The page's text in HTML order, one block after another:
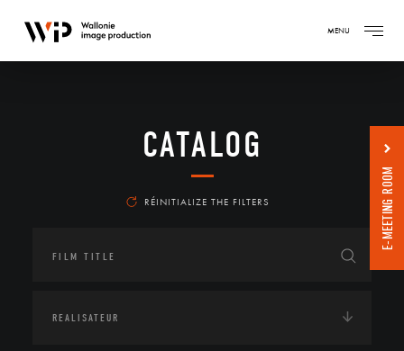
MENU
CATALOG
RÉINITIALIZE THE FILTERS E-MEETING ROOM